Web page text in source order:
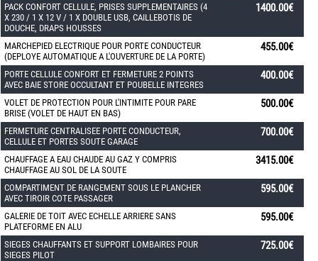
PACK CONFORT CELLULE, PRISES SUPPLEMENTAIRES (4
X 230 / 1 X 12 V / 1 X DOUBLE USB, CAILLEBOTIS DE
DOUCHE, DRAPS HOUSSES
1400.00€
MARCHEPIED ELECTRIQUE POUR PORTE CONDUCTEUR
(DEPLOYE AUTOMATIQUE A L'OUVERTURE DE LA PORTE)
455.00€
PORTE CELLULE CONFORT ET FERMETURE 2 POINTS
AVEC BAIE STORE OCCULTANT ET POUBELLE INTEGRES
400.00€
VOLET DE PROTECTION POUR L'INTIMITE POUR PARE
BRISE (VOLET DE HAUT EN BAS)
500.00€
FERMETURE CENTRALISEE PORTE CONDUCTEUR,
CELLULE ET PORTES SOUTE GARAGE
700.00€
CHAUFFAGE A EAU CHAUDE AU GAZ Y COMPRIS
CHAUFFAGE AU SOL DE LA SOUTE
3415.00€
COMPARTIMENT DE RANGEMENT SOUS LE PLANCHER
AVEC TIROIR COTE PASSAGER
595.00€
GALERIE DE TOIT AVEC ECHELLE ARRIERE SANS
PLATEFORME EN ALU
595.00€
SIEGES CHAUFFANTS ET SUPPORT LOMBAIRES POUR
SIEGES PILOT
725.00€